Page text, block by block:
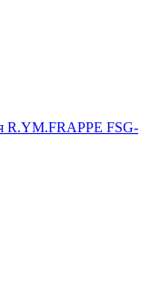
R.YM.FRAPPE FSG-